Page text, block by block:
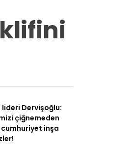
lideri Dervişoğlu:
çiğnemeden
inşa